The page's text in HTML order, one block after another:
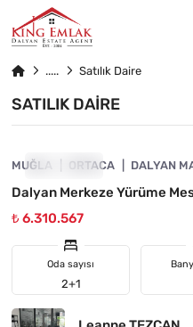
Satılık Daire
SATILIK DAIRE
ÖNE ÇIKAN
MUĞLA ORTACA DALYAN
Dalyan Merkeze Yürüme
₺ 6.310.567
Oda sayısı
2+1